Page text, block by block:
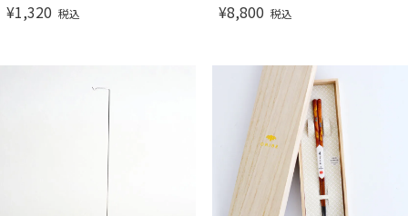
¥1,320 税込 ¥8,800 税込